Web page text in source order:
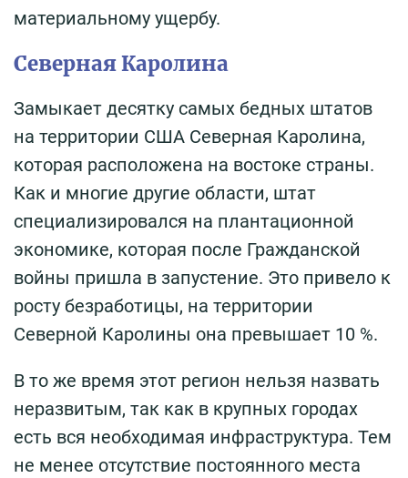
материальному ущербу.
Северная Каролина
Замыкает десятку самых бедных штатов
на территории США Северная Каролина,
которая расположена на востоке страны.
Как и многие другие области, штат
специализировался на плантационной
экономике, которая после Гражданской
войны пришла в запустение. Это привело к
росту безработицы, на территории
Северной Каролины она превышает 10 %.
В то же время этот регион нельзя назвать
неразвитым, так как в крупных городах
есть вся необходимая инфраструктура. Тем
не менее отсутствие постоянного места